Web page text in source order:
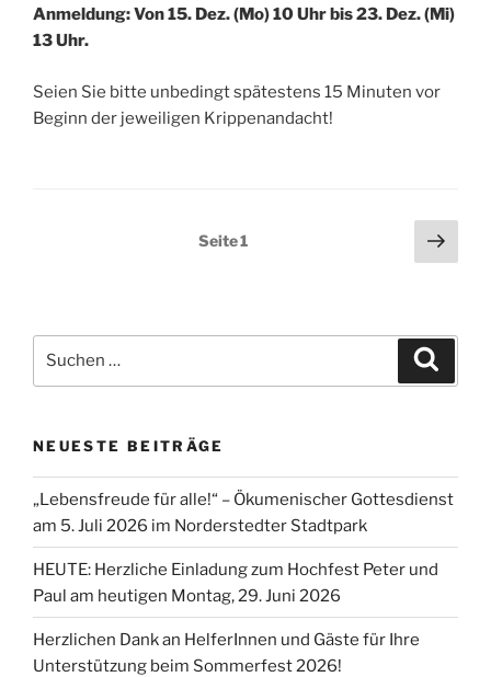
Anmeldung:Von15. Dez. (Mo) 10 Uhr bis23. Dez. (Mi)
13 Uhr.
Seien Sie bitte unbedingt spätestens 15 Minuten vor
Beginn der jeweiligen Krippenandacht!
Seitennummerierung
Seite1
nach:
NEUESTE BEITRÄGE
„Lebensfreude für alle!“ – Ökumenischer Gottesdienst
am 5. Juli 2026 im Norderstedter Stadtpark
HEUTE: Herzliche Einladung zum Hochfest Peter und
Paul am heutigen Montag, 29. Juni 2026
Herzlichen Dank an HelferInnen und Gäste für Ihre
Unterstützung beim Sommerfest 2026!